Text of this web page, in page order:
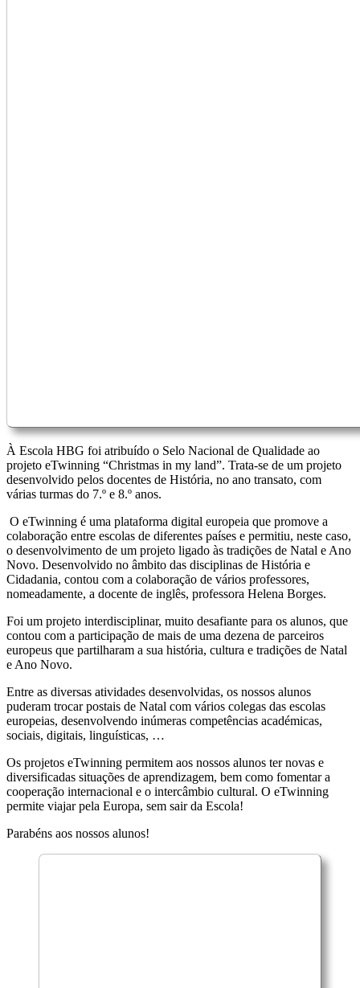
À Escola HBG foi atribuído o Selo Nacional de Qualidade ao
projeto eTwinning “Christmas in my land”. Trata-se de um projeto
desenvolvido pelos docentes de História, no ano transato, com
várias turmas do 7.º e 8.º anos.
O eTwinning é uma plataforma digital europeia que promove a
colaboração entre escolas de diferentes países e permitiu, neste caso,
o desenvolvimento de um projeto ligado às tradições de Natal e Ano
Novo. Desenvolvido no âmbito das disciplinas de História e
Cidadania, contou com a colaboração de vários professores,
nomeadamente, a docente de inglês, professora Helena Borges.
Foi um projeto interdisciplinar, muito desafiante para os alunos, que
contou com a participação de mais de uma dezena de parceiros
europeus que partilharam a sua história, cultura e tradições de Natal
e Ano Novo.
Entre as diversas atividades desenvolvidas, os nossos alunos
puderam trocar postais de Natal com vários colegas das escolas
europeias, desenvolvendo inúmeras competências académicas,
sociais, digitais, linguísticas, …
Os projetos eTwinning permitem aos nossos alunos ter novas e
diversificadas situações de aprendizagem, bem como fomentar a
cooperação internacional e o intercâmbio cultural. O eTwinning
permite viajar pela Europa, sem sair da Escola!
Parabéns aos nossos alunos!